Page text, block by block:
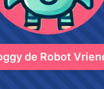
de Robot